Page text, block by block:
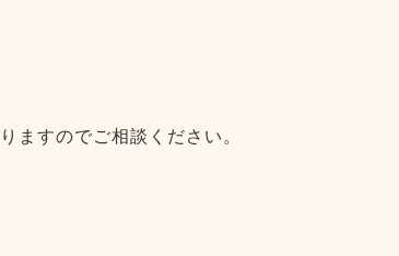
ますのでご相談ください。